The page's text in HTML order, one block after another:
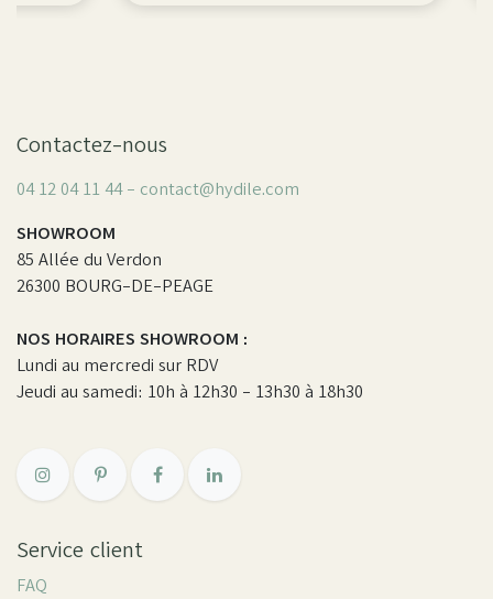
Contactez-nous
04 12 04 11 44 - contact@hydile.com
SHOWROOM
85 Allée du Verdon
26300 BOURG-DE-PEAGE
NOS HORAIRES SHOWROOM :
Lundi au mercredi sur RDV
Jeudi au samedi: 10h à 12h30 - 13h30 à 18h30
Service client
FAQ